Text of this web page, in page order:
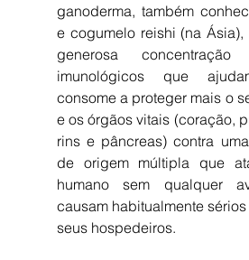
ganoderma, também
e cogumelo reishi (na Ásia),
generosa
imunológicos que
consome a proteger mais o
e os órgãos vitais (coração,
rins e pâncreas) contra
de origem múltipla que
humano sem qualquer
causam habitualmente
seus hospedeiros.